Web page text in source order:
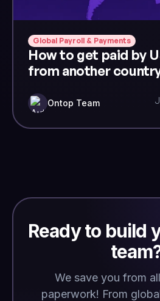
Global Payroll & Payments
How to get paid by
from another
Ontop Team
Ready to build
We save you from
paperwork! From